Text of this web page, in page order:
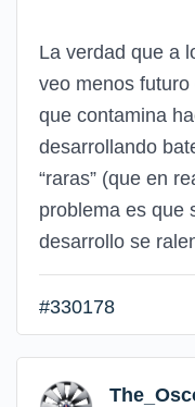
La verdad que a
veo menos
que contamina
desarrollando
“raras” (que en
problema es que
desarrollo se
#330178